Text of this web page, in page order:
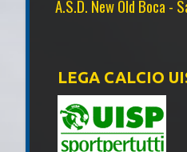
A.S.D. New Old Boca -
LEGA CALCIO